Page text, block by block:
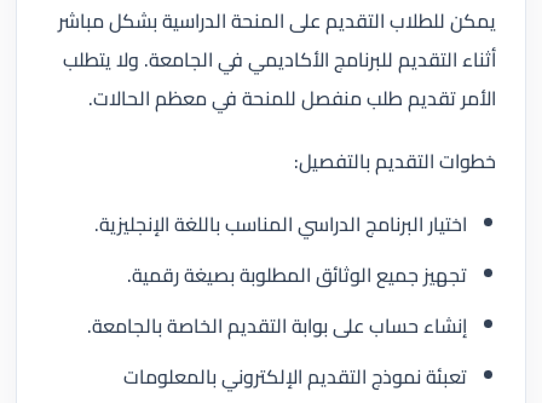
يمكن للطلاب التقديم على المنحة الدراسية بشكل مباشر
أثناء التقديم للبرنامج الأكاديمي في الجامعة. ولا يتطلب
الأمر تقديم طلب منفصل للمنحة في معظم الحالات.
خطوات التقديم بالتفصيل:
اختيار البرنامج الدراسي المناسب باللغة الإنجليزية.
تجهيز جميع الوثائق المطلوبة بصيغة رقمية.
إنشاء حساب على بوابة التقديم الخاصة بالجامعة.
تعبئة نموذج التقديم الإلكتروني بالمعلومات